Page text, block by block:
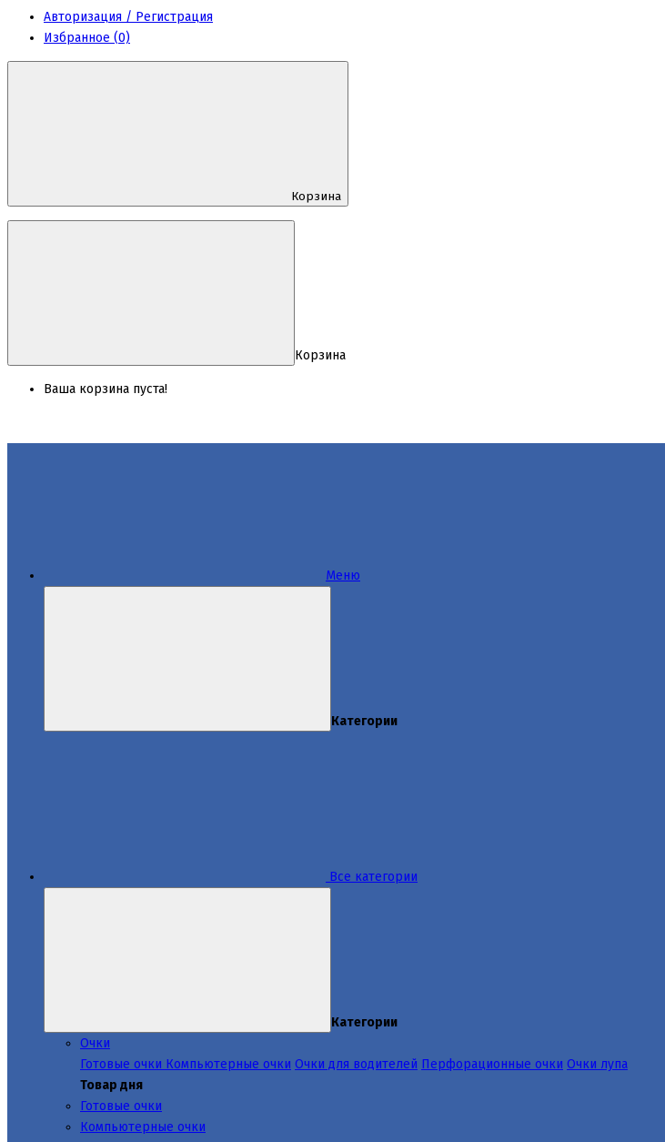
Авторизация / Регистрация
Избранное (0)
Корзина
Корзина
Ваша корзина пуста!
Меню
Категории
Все категории
Категории
Очки
Готовые очки Компьютерные очки Очки для водителей Перфорационные очки Очки лупа
Товар дня
Готовые очки
Компьютерные очки